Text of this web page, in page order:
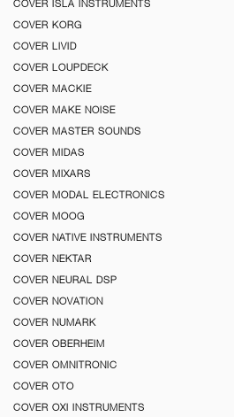
COVER ISLA INSTRUMENTS
COVER KORG
COVER LIVID
COVER LOUPDECK
COVER MACKIE
COVER MAKE NOISE
COVER MASTER SOUNDS
COVER MIDAS
COVER MIXARS
COVER MODAL ELECTRONICS
COVER MOOG
COVER NATIVE INSTRUMENTS
COVER NEKTAR
COVER NEURAL DSP
COVER NOVATION
COVER NUMARK
COVER OBERHEIM
COVER OMNITRONIC
COVER OTO
COVER OXI INSTRUMENTS